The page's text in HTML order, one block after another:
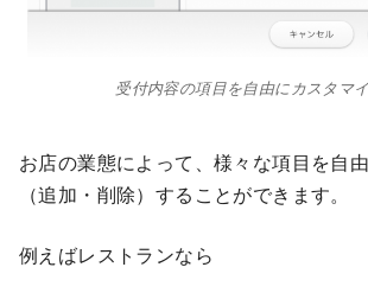
受付内容の項目を自由にカスタマ
お店の業態によって、様々な項目を自
（追加・削除）することができます。
例えばレストランなら